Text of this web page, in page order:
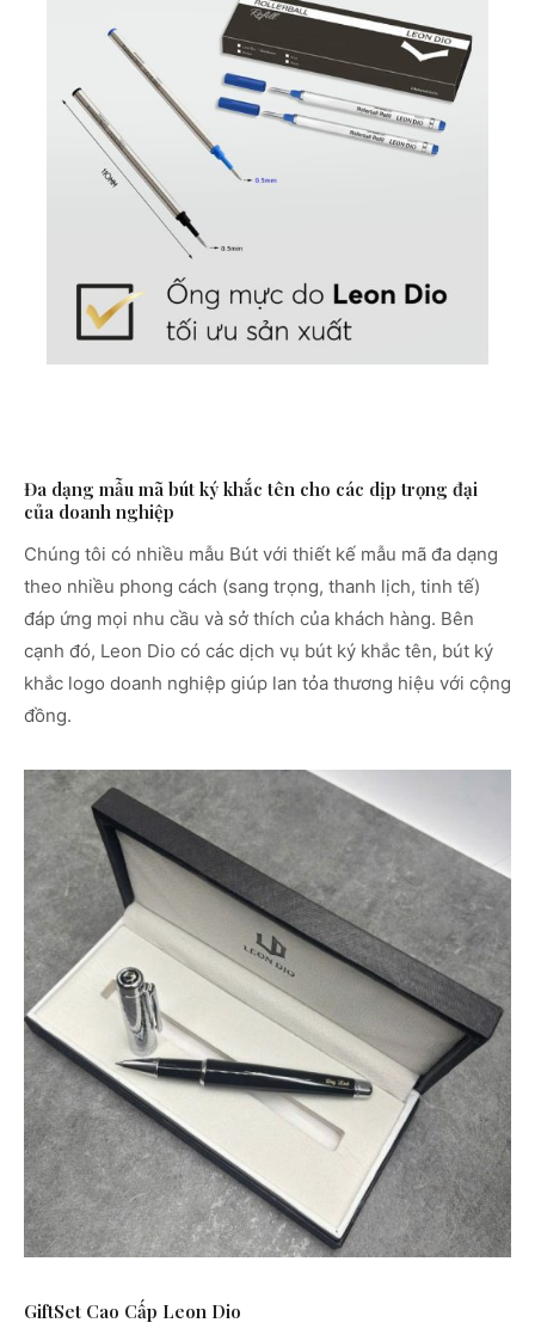
Đa dạng mẫu mã bút ký khắc tên cho các dịp trọng đại
của doanh nghiệp
Chúng tôi có nhiều mẫu Bút với thiết kế mẫu mã đa dạng
theo nhiều phong cách (sang trọng, thanh lịch, tinh tế)
đáp ứng mọi nhu cầu và sở thích của khách hàng. Bên
cạnh đó, Leon Dio có các dịch vụ bút ký khắc tên, bút ký
khắc logo doanh nghiệp giúp lan tỏa thương hiệu với cộng
đồng.
GiftSet Cao Cấp Leon Dio